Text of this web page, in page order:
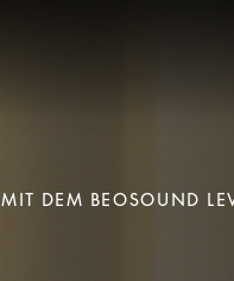
DEM BEOSOUND